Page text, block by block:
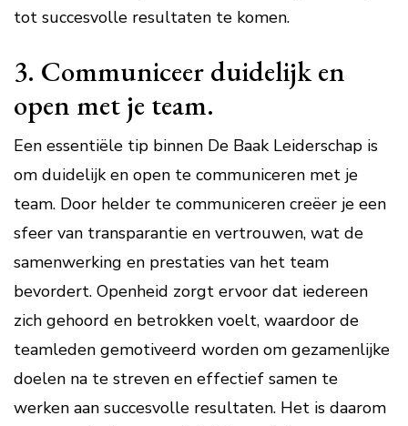
tot succesvolle resultaten te komen.
3. Communiceer duidelijk en
open met je team.
Een essentiële tip binnen De Baak Leiderschap is
om duidelijk en open te communiceren met je
team. Door helder te communiceren creëer je een
sfeer van transparantie en vertrouwen, wat de
samenwerking en prestaties van het team
bevordert. Openheid zorgt ervoor dat iedereen
zich gehoord en betrokken voelt, waardoor de
teamleden gemotiveerd worden om gezamenlijke
doelen na te streven en effectief samen te
werken aan succesvolle resultaten. Het is daarom